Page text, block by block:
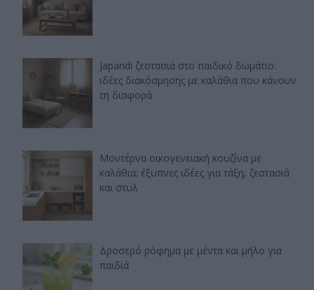
Japandi ζεστασιά στο παιδικό δωμάτιο:
ιδέες διακόσμησης με καλάθια που κάνουν
τη διαφορά
Μοντέρνα οικογενειακή κουζίνα με
καλάθια: έξυπνες ιδέες για τάξη, ζεστασιά
και στυλ
Δροσερό ρόφημα με μέντα και μήλο για
παιδιά